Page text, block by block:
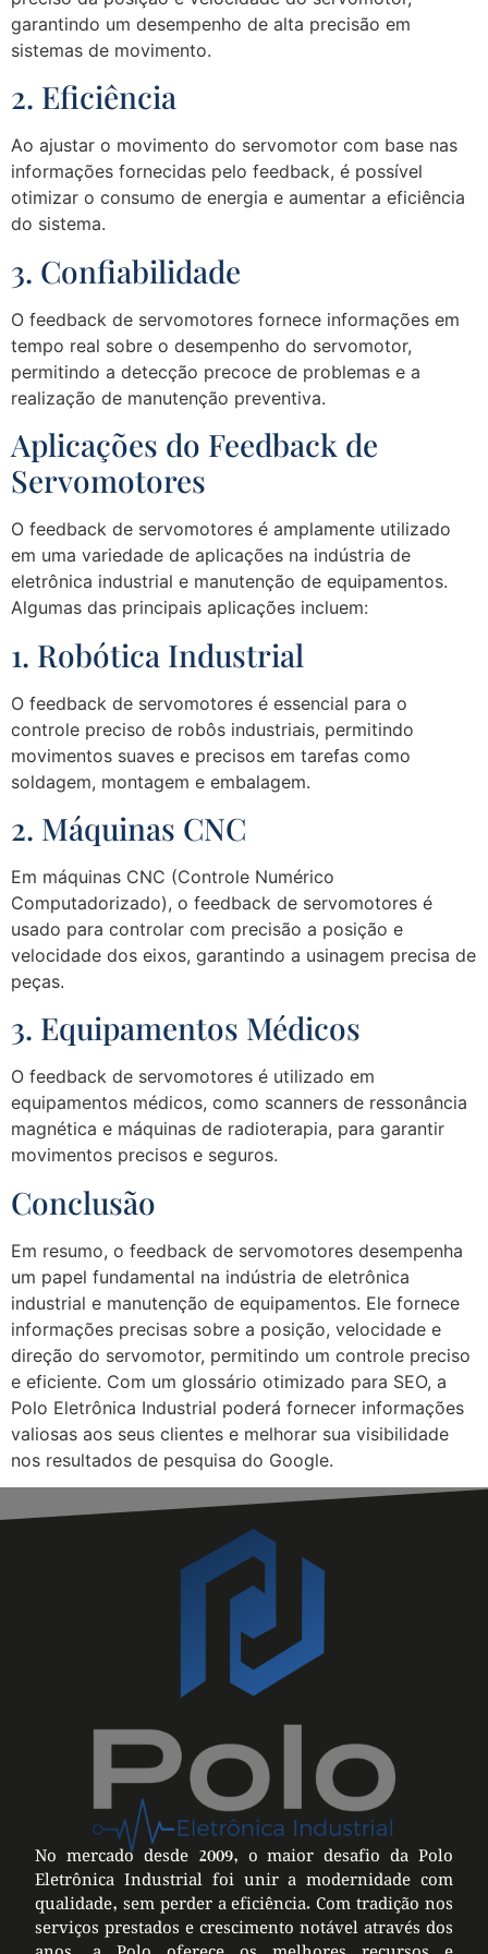
garantindo um desempenho de alta precisão em
sistemas de movimento.
2. Eficiência
Ao ajustar o movimento do servomotor com base nas
informações fornecidas pelo feedback, é possível
otimizar o consumo de energia e aumentar a eficiência
do sistema.
3. Confiabilidade
O feedback de servomotores fornece informações em
tempo real sobre o desempenho do servomotor,
permitindo a detecção precoce de problemas e a
realização de manutenção preventiva.
Aplicações do Feedback de
Servomotores
O feedback de servomotores é amplamente utilizado
em uma variedade de aplicações na indústria de
eletrônica industrial e manutenção de equipamentos.
Algumas das principais aplicações incluem:
1. Robótica Industrial
O feedback de servomotores é essencial para o
controle preciso de robôs industriais, permitindo
movimentos suaves e precisos em tarefas como
soldagem, montagem e embalagem.
2. Máquinas CNC
Em máquinas CNC (Controle Numérico
Computadorizado), o feedback de servomotores é
usado para controlar com precisão a posição e
velocidade dos eixos, garantindo a usinagem precisa de
peças.
3. Equipamentos Médicos
O feedback de servomotores é utilizado em
equipamentos médicos, como scanners de ressonância
magnética e máquinas de radioterapia, para garantir
movimentos precisos e seguros.
Conclusão
Em resumo, o feedback de servomotores desempenha
um papel fundamental na indústria de eletrônica
industrial e manutenção de equipamentos. Ele fornece
informações precisas sobre a posição, velocidade e
direção do servomotor, permitindo um controle preciso
e eficiente. Com um glossário otimizado para SEO, a
Polo Eletrônica Industrial poderá fornecer informações
valiosas aos seus clientes e melhorar sua visibilidade
nos resultados de pesquisa do Google.
No mercado desde 2009, o maior desafio da Polo
Eletrônica Industrial foi unir a modernidade com
qualidade, sem perder a eficiência. Com tradição nos
serviços prestados e crescimento notável através dos